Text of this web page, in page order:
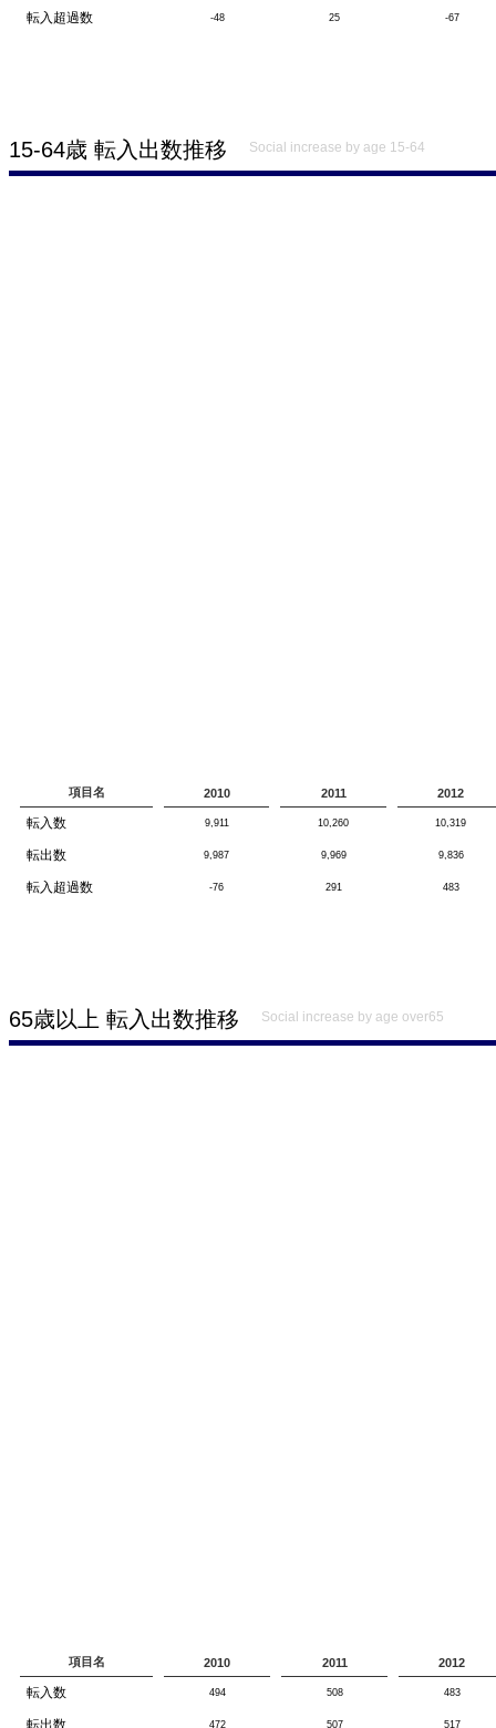
転入超過数 -48 25 -67
15-64歳 転入出数推移 Social increase by age 15-64
項目名 2010 2011 2012
転入数 9,911 10,260 10,319
転出数 9,987 9,969 9,836
転入超過数 -76 291 483
65歳以上 転入出数推移 Social increase by age over65
項目名 2010 2011 2012
転入数 494 508 483
転出数 472 507 517